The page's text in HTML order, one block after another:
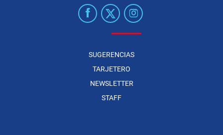
SUGERENCIAS
TARJETERO
NEWSLETTER
STAFF